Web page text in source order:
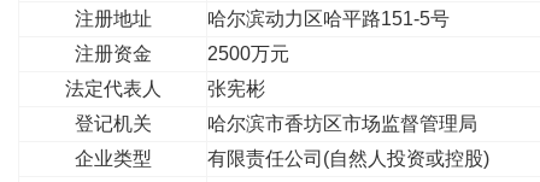
注册地址
哈尔滨动力区哈平路151-5号
注册资金
2500万元
法定代表人
张宪彬
登记机关
哈尔滨市香坊区市场监督管理局
企业类型
有限责任公司(自然人投资或控股)